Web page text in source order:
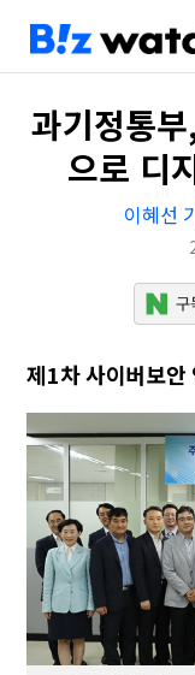
과기정통
으로 디
이혜선
제1차 사이버보안